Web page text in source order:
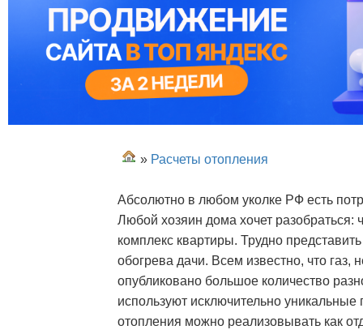
» Расчеты отопления
Абсолютно в любом уколке РФ есть
Любой хозяин дома хочет разобраться:
комплекс квартиры. Трудно
обогрева дачи. Всем известно, что газ,
опубликовано большое количество
используют исключительно
отопления можно реализовывать как